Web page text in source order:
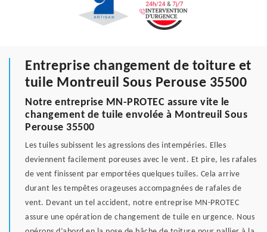
Entreprise changement de toiture et
tuile Montreuil Sous Perouse 35500
Notre entreprise MN-PROTEC assure vite le
changement de tuile envolée à Montreuil Sous
Perouse 35500
Les tuiles subissent les agressions des intempéries. Elles
deviennent facilement poreuses avec le vent. Et pire, les rafales
de vent finissent par emportées quelques tuiles. Cela arrive
durant les tempêtes orageuses accompagnées de rafales de
vent. Devant un tel accident, notre entreprise MN-PROTEC
assure une opération de changement de tuile en urgence. Nous